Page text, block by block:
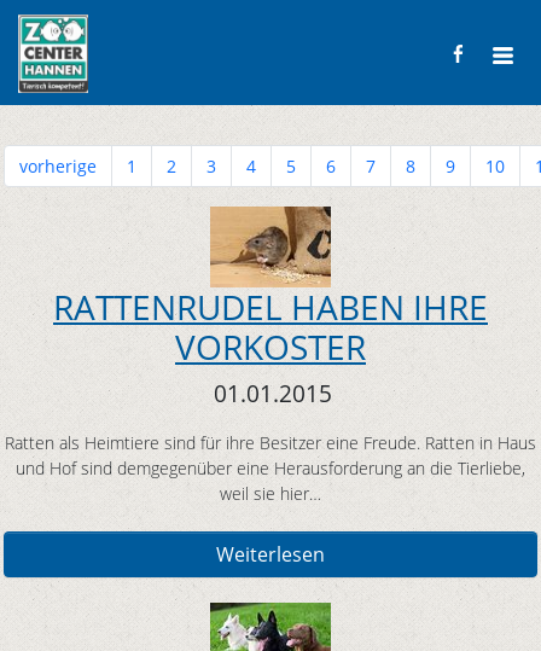
vorherige 1 2 3 4 5 6 7 8 9 10
RATTENRUDEL HABEN IHRE
VORKOSTER
01.01.2015
Ratten als Heimtiere sind für ihre Besitzer eine Freude. Ratten in Haus
und Hof sind demgegenüber eine Herausforderung an die Tierliebe,
weil sie hier…
Weiterlesen